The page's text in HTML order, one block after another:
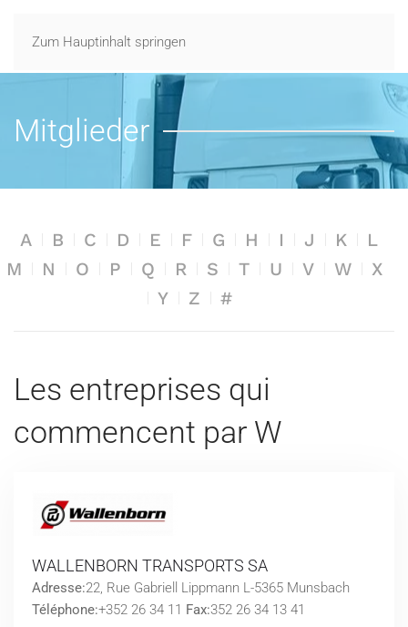
Zum Hauptinhalt springen
Mitglieder
A B C D E F G H I J K
L
M
N O P Q R S T U V W
X
Y
Z #
Les entreprises qui
commencent par W
WALLENBORN TRANSPORTS SA
Adresse:22, Rue Gabriell Lippmann L-5365 Munsbach
Téléphone:+352 26 34 11 Fax:352 26 34 13 41